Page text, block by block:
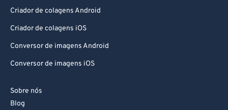
Criador de colagens Android
Criador de colagens iOS
Conversor de imagens Android
Conversor de imagens iOS
Sobre nós
Blog